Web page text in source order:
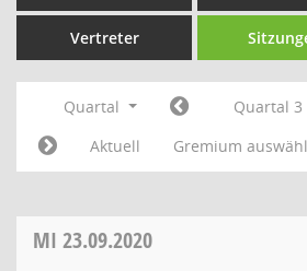
Vertreter
Quartal Quartal 3
Aktuell
Gremium
MI 23.09.2020